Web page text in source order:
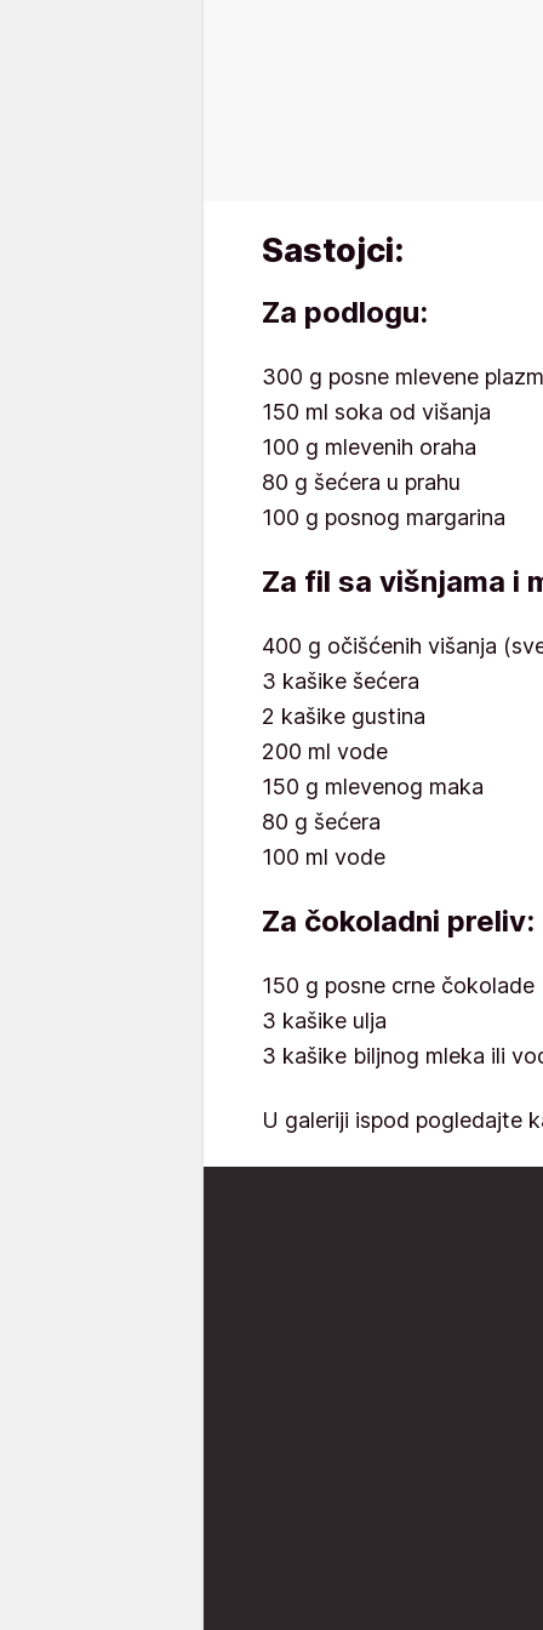
Sastojci:
Za podlogu:
300 g posne mlevene
150 ml soka od višanja
100 g mlevenih oraha
80 g šećera u prahu
100 g posnog margarina
Za fil sa višnjama i
400 g očišćenih višanja
3 kašike šećera
2 kašike gustina
200 ml vode
150 g mlevenog maka
80 g šećera
100 ml vode
Za čokoladni preliv:
150 g posne crne čokolade
3 kašike ulja
3 kašike biljnog mleka ili
U galeriji ispod pogledajte